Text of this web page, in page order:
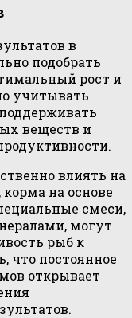
в
подобрать
рост и
учитывать
веществ и
влиять на
на основе
смеси,
могут
рыб к
что постоянное
открывает